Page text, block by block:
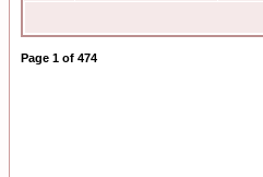
Page 1 of 474